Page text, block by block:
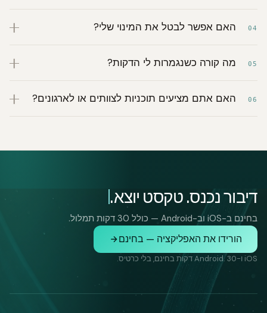
04 האם אפשר לבטל את המינוי שלי?
05 מה קורה כשנגמרות לי הדקות?
06 האם אתם מציעים תוכניות לצוותים או לארגונים?
דיבור נכנס. טקסט יוצא.
בחינם ב-iOS וב-Android — כולל 30 דקות תמלול.
הורידו את האפליקציה — בחינם
iOS ו-Android. 30 דקות בחינם, בלי כרטיס.